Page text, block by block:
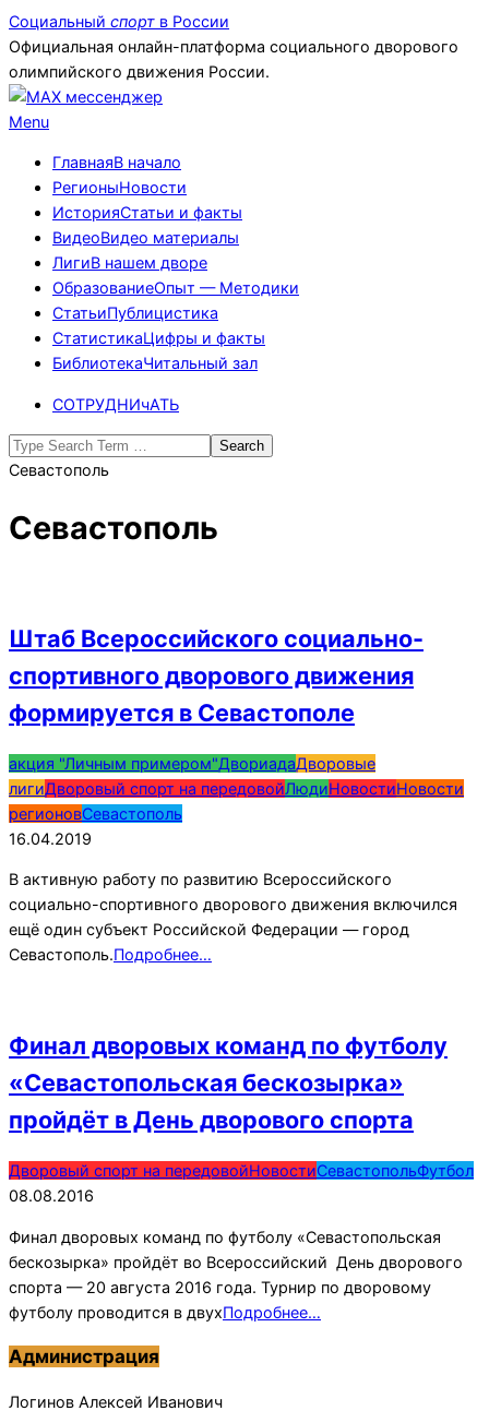
Skip
to
content
Социальный спорт в России
Официальная онлайн-платформа социального дворового
олимпийского движения России.
Primary
Menu
Menu
ГлавнаяВ начало
РегионыНовости
ИсторияСтатьи и факты
ВидеоВидео материалы
ЛигиВ нашем дворе
ОбразованиеОпыт — Методики
СтатьиПублицистика
СтатистикаЦифры и факты
БиблиотекаЧитальный зал
СОТРУДНИчАТЬ
Search
Севастополь
Севастополь
Штаб Всероссийского социально-
спортивного дворового движения
формируется в Севастополе
2019-
04-
16
акция "Личным примером"ДвориадаДворовые
лигиДворовый спорт на передовойЛюдиНовостиНовости
регионовСевастополь
16.04.2019
В активную работу по развитию Всероссийского
социально-спортивного дворового движения включился
ещё один субъект Российской Федерации — город
Севастополь.Подробнее…
Финал дворовых команд по футболу
«Севастопольская бескозырка»
пройдёт в День дворового спорта
2016-
08-
Дворовый спорт на передовойНовостиСевастопольФутбол
08.08.2016
Финал дворовых команд по футболу «Севастопольская
бескозырка» пройдёт во Всероссийский День дворового
спорта — 20 августа 2016 года. Турнир по дворовому
футболу проводится в двухПодробнее…
Администрация
Логинов Алексей Иванович